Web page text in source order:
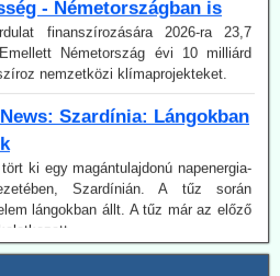
Németország évi 10 milliárd
nemzetközi klímaprojekteket.
Szardínia: Lángokban
ki egy magántulajdonú napenergia-
Szardínián. A tűz során
lángokban állt. A tűz már az előző
Svensmark nemzetközi
egyeteme